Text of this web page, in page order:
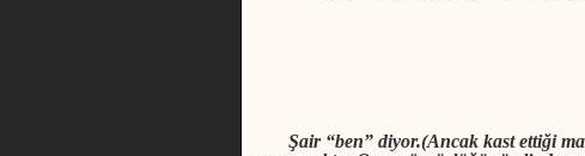
Şair “ben” diyor.(Ancak kast ettiği